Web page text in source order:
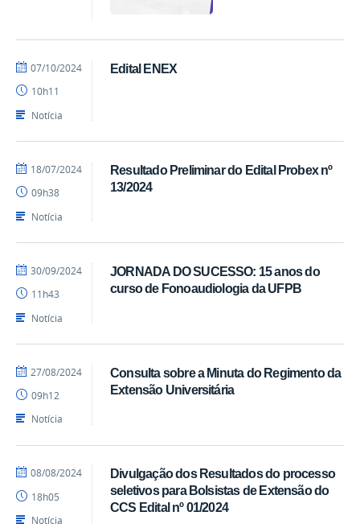
Edital ENEX
por
CCS
publicado
07/10/2024
10h11
Notícia
Resultado Preliminar do Edital Probex nº
13/2024
por
-
CCS
publicado
18/07/2024
09h38
Notícia
JORNADA DO SUCESSO: 15 anos do
curso de Fonoaudiologia da UFPB
por
-
CCS
publicado
30/09/2024
11h43
Notícia
Consulta sobre a Minuta do Regimento da
Extensão Universitária
por
-
CCS
publicado
27/08/2024
09h12
Notícia
Divulgação dos Resultados do processo
seletivos para Bolsistas de Extensão do
CCS Edital nº 01/2024
por
-
CCS
publicado
08/08/2024
18h05
Notícia